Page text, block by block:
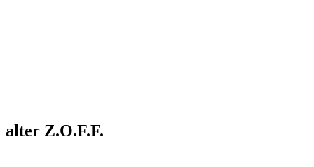
alter Z.O.F.F.